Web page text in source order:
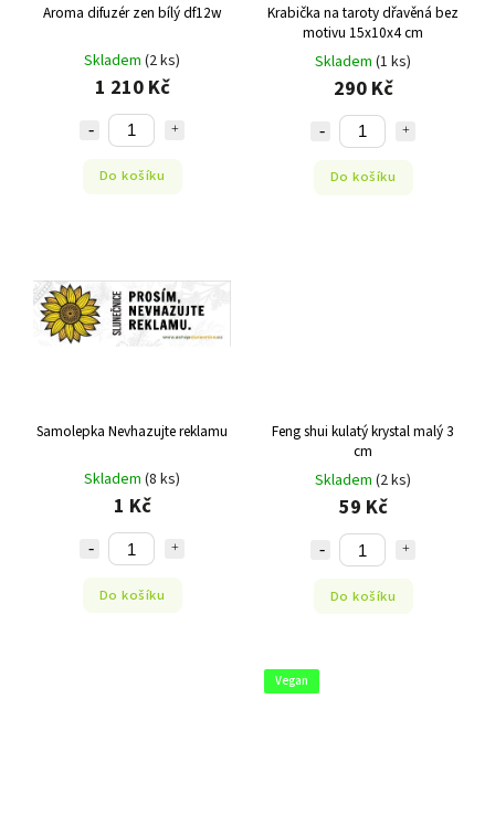
Aroma difuzér zen bílý df12w
Skladem (2 ks)
1 210 Kč
Do košíku
Krabička na taroty dřavěná bez
motivu 15x10x4 cm
Skladem (1 ks)
290 Kč
Do košíku
Samolepka Nevhazujte reklamu
Skladem (8 ks)
1 Kč
Do košíku
Feng shui kulatý krystal malý 3
cm
Skladem (2 ks)
59 Kč
Do košíku
Vegan